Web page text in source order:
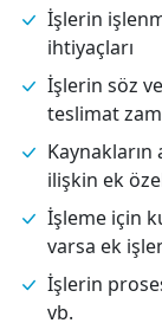
İşlerin
ihtiyaçları
İşlerin söz
teslimat
ilişkin ek
İşleme için
varsa ek
İşlerin
vb.